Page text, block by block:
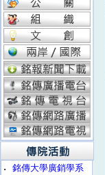
‧
銘傳大學廣銷學系